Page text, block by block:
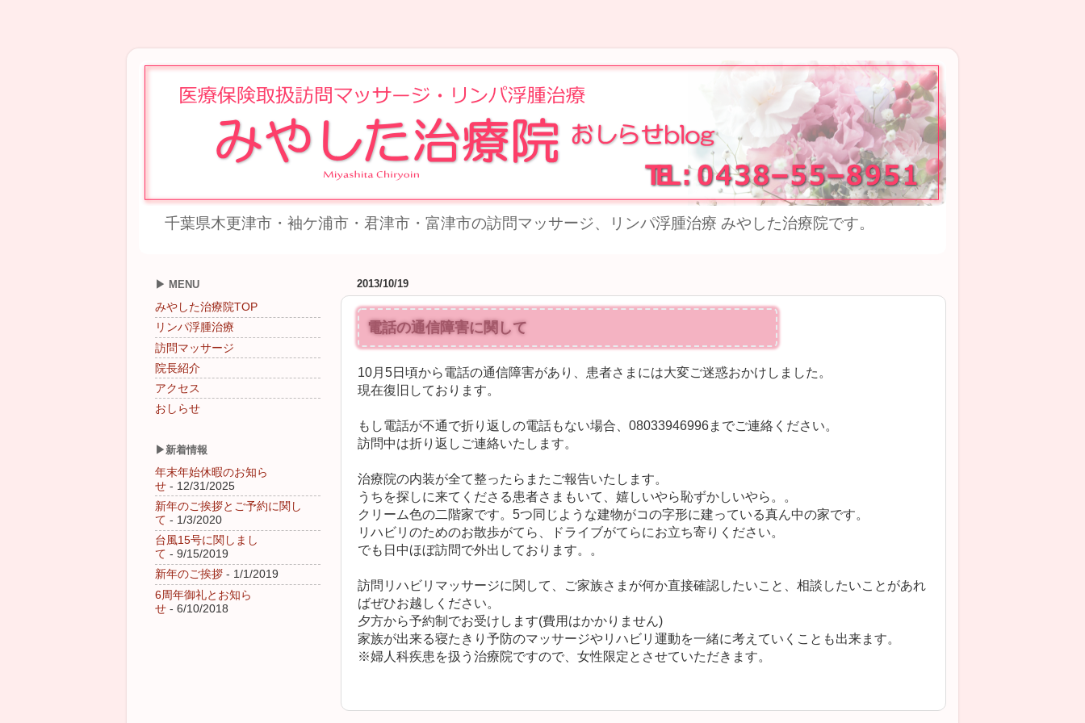
千葉県木更津市・袖ケ浦市・君津市・富津市の訪問マッサージ、リンパ浮腫治療 みやした治療院です。
2013/10/19
電話の通信障害に関して
10月5日頃から電話の通信障害があり、患者さまには大変ご迷惑おかけしました。
現在復旧しております。
もし電話が不通で折り返しの電話もない場合、08033946996までご連絡ください。
訪問中は折り返しご連絡いたします。
治療院の内装が全て整ったらまたご報告いたします。
うちを探しに来てくださる患者さまもいて、嬉しいやら恥ずかしいやら。。
クリーム色の二階家です。5つ同じような建物がコの字形に建っている真ん中の家です。
リハビリのためのお散歩がてら、ドライブがてらにお立ち寄りください。
でも日中ほぼ訪問で外出しております。。
訪問リハビリマッサージに関して、ご家族さまが何か直接確認したいこと、相談したいことがあれ
ばぜひお越しください。
夕方から予約制でお受けします(費用はかかりません)
家族が出来る寝たきり予防のマッサージやリハビリ運動を一緒に考えていくことも出来ます。
※婦人科疾患を扱う治療院ですので、女性限定とさせていただきます。
▶ MENU
みやした治療院TOP
リンパ浮腫治療
訪問マッサージ
院長紹介
アクセス
おしらせ
▶新着情報
年末年始休暇のお知ら
せ - 12/31/2025
新年のご挨拶とご予約に関し
て - 1/3/2020
台風15号に関しまし
て - 9/15/2019
新年のご挨拶 - 1/1/2019
6周年御礼とお知ら
せ - 6/10/2018